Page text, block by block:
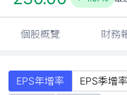
個股概覽 財務
EPS年增率 EPS季增率